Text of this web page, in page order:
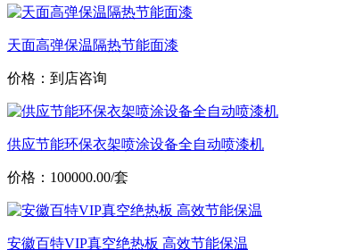
天面高弹保温隔热节能面漆
价格：到店咨询
供应节能环保衣架喷涂设备全自动喷漆机
价格：100000.00/套
安徽百特VIP真空绝热板 高效节能保温